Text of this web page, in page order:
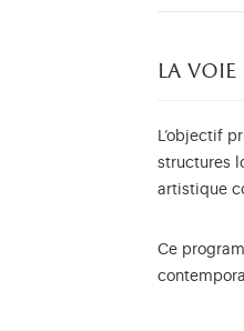
la voie
L’objectif
structures
artistique
Ce